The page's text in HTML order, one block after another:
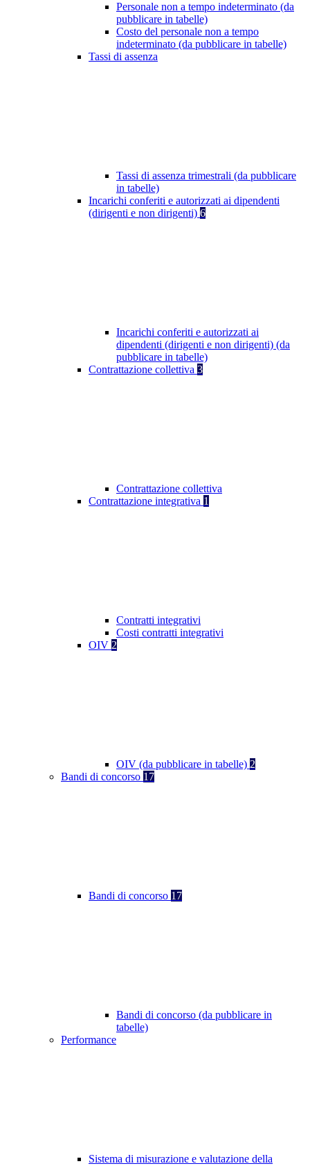
Personale non a tempo indeterminato (da
pubblicare in tabelle)
Costo del personale non a tempo
indeterminato (da pubblicare in tabelle)
Tassi di assenza
Tassi di assenza trimestrali (da pubblicare
in tabelle)
Incarichi conferiti e autorizzati ai dipendenti
(dirigenti e non dirigenti) 6
Incarichi conferiti e autorizzati ai
dipendenti (dirigenti e non dirigenti) (da
pubblicare in tabelle)
Contrattazione collettiva 3
Contrattazione collettiva
Contrattazione integrativa 1
Contratti integrativi
Costi contratti integrativi
OIV 2
OIV (da pubblicare in tabelle) 2
Bandi di concorso 17
Bandi di concorso 17
Bandi di concorso (da pubblicare in
tabelle)
Performance
Sistema di misurazione e valutazione della